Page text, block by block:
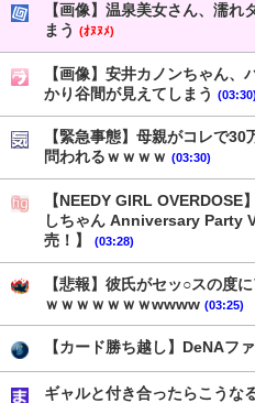
【画像】温泉美女さん、濡
まう (ｵﾇﾇﾒ)
【画像】安井カノンちゃん
かり谷間が見えてしまう (03:30)
【緊急事態】母親がコレで
問われるｗｗｗｗ (03:30)
【NEEDY GIRL
しちゃん Anniversary Party
売！】
(03:28)
【悲報】彼氏がセッ○スの度
ｗｗｗｗｗｗｗwwww (03:25)
【カード勝ち越し】DeNAフ
ギャルと付き合ったらこうな